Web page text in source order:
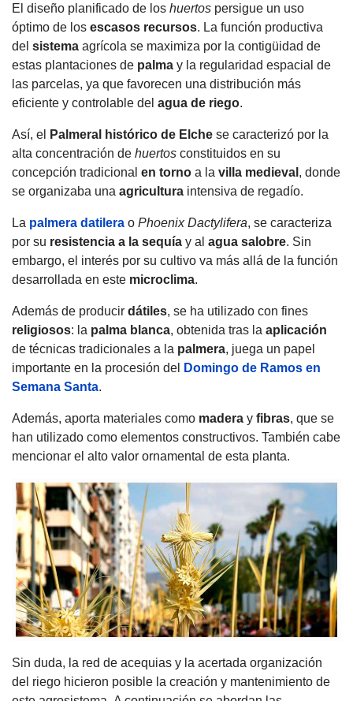
El diseño planificado de los huertos persigue un uso
óptimo de los escasos recursos. La función productiva
del sistema agrícola se maximiza por la contigüidad de
estas plantaciones de palma y la regularidad espacial de
las parcelas, ya que favorecen una distribución más
eficiente y controlable del agua de riego.
Así, el Palmeral histórico de Elche se caracterizó por la
alta concentración de huertos constituidos en su
concepción tradicional en torno a la villa medieval , donde
se organizaba una agricultura intensiva de regadío.
La palmera datilera o Phoenix Dactylifera, se caracteriza
por su resistencia a la sequía y al agua salobre. Sin
embargo, el interés por su cultivo va más allá de la función
desarrollada en este microclima.
Además de producir dátiles, se ha utilizado con fines
religiosos: la palma blanca, obtenida tras la aplicación
de técnicas tradicionales a la palmera, juega un papel
importante en la procesión del
Domingo de Ramos en
Semana Santa.
Además, aporta materiales como madera y fibras, que se
han utilizado como elementos constructivos. También cabe
mencionar el alto valor ornamental de esta planta.
Sin duda, la red de acequias y la acertada organización
del riego hicieron posible la creación y mantenimiento de